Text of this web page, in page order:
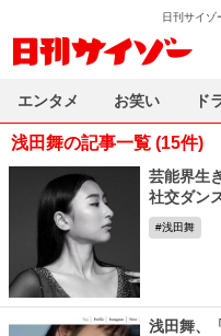
日刊サイゾ
浅田舞の記事一覧 (15件)
芸能界生
社交ダン
浅田舞
浅田舞、
エンタメ お笑い ド